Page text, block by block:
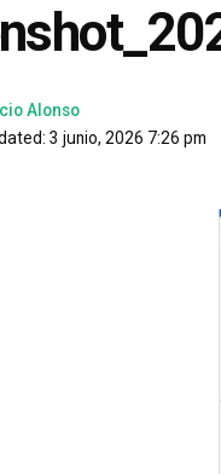
3 junio, 2026 7:26 pm
Alonso